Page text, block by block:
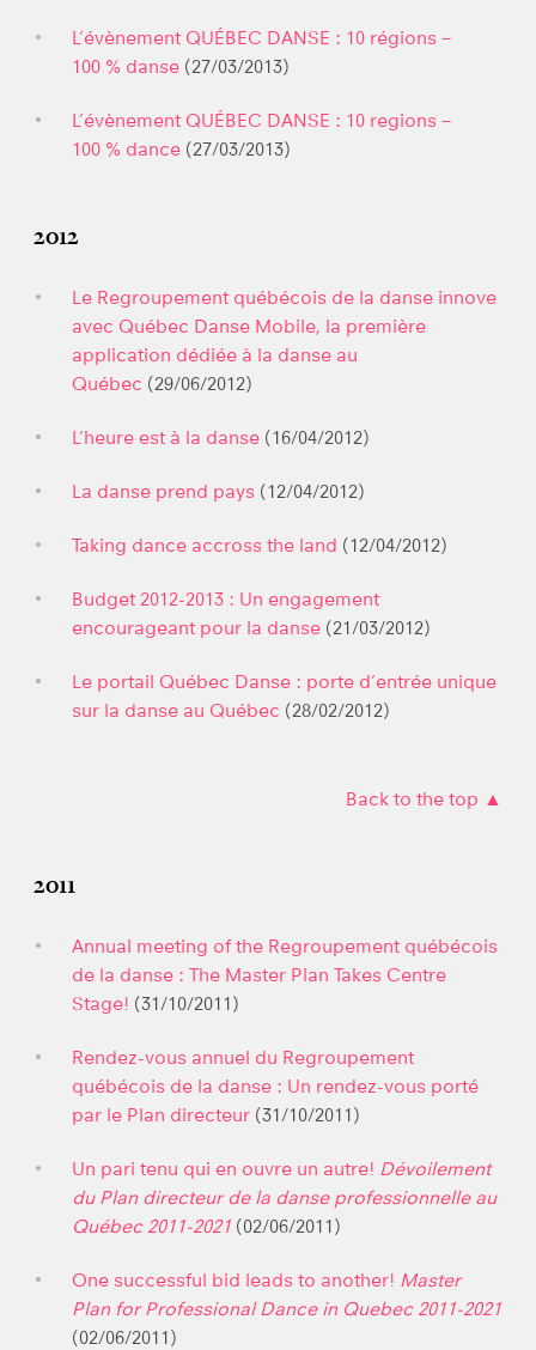
L’évènement QUÉBEC DANSE : 10 régions –
100 % danse (27/03/2013)
L’évènement QUÉBEC DANSE : 10 regions –
100 % dance (27/03/2013)
2012
Le Regroupement québécois de la danse innove
avec Québec Danse Mobile, la première
application dédiée à la danse au
Québec (29/06/2012)
L’heure est à la danse (16/04/2012)
La danse prend pays (12/04/2012)
Taking dance accross the land (12/04/2012)
Budget 2012-2013 : Un engagement
encourageant pour la danse (21/03/2012)
Le portail Québec Danse : porte d’entrée unique
sur la danse au Québec (28/02/2012)
Back to the top ▲
2011
Annual meeting of the Regroupement québécois
de la danse : The Master Plan Takes Centre
Stage! (31/10/2011)
Rendez-vous annuel du Regroupement
québécois de la danse : Un rendez-vous porté
par le Plan directeur (31/10/2011)
Un pari tenu qui en ouvre un autre! Dévoilement
du Plan directeur de la danse professionnelle au
Québec 2011-2021 (02/06/2011)
One successful bid leads to another! Master
Plan for Professional Dance in Quebec 2011-2021
(02/06/2011)